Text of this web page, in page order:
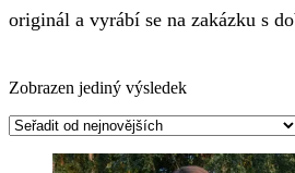
originál a vyrábí se na zakázku s
Zobrazen jediný výsledek